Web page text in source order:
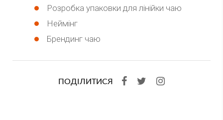
Розробка упаковки для лінійки чаю
Неймінг
Брендинг чаю
ПОДІЛИТИСЯ